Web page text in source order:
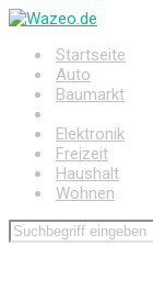
Zum
springenStartseite
Auto
Baumarkt
Elektronik
Freizeit
Haushalt
Wohnen